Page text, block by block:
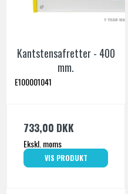
Kantstensafretter - 400
mm.
E100001041
733,00 DKK
Ekskl. moms
VIS PRODUKT